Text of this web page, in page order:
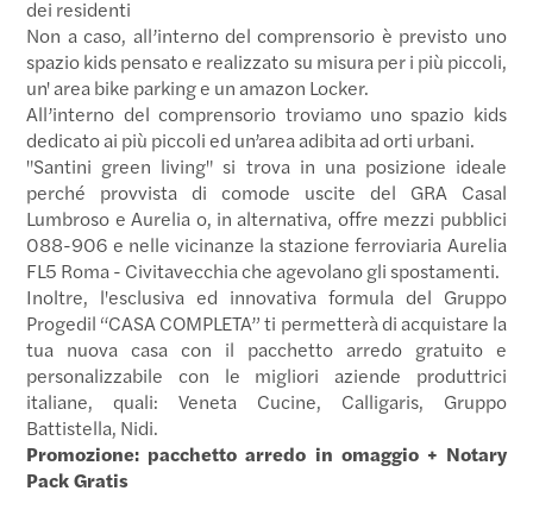
dei residenti
Non a caso, all’interno del comprensorio è previsto uno
spazio kids pensato e realizzato su misura per i più piccoli,
un' area bike parking e un amazon Locker.
All’interno del comprensorio troviamo uno spazio kids
dedicato ai più piccoli ed un’area adibita ad orti urbani.
"Santini green living" si trova in una posizione ideale
perché provvista di comode uscite del GRA Casal
Lumbroso e Aurelia o, in alternativa, offre mezzi pubblici
088-906 e nelle vicinanze la stazione ferroviaria Aurelia
FL5 Roma - Civitavecchia che agevolano gli spostamenti.
Inoltre, l'esclusiva ed innovativa formula del Gruppo
Progedil “CASA COMPLETA” ti permetterà di acquistare la
tua nuova casa con il pacchetto arredo gratuito e
personalizzabile con le migliori aziende produttrici
italiane, quali: Veneta Cucine, Calligaris, Gruppo
Battistella, Nidi.
Promozione: pacchetto arredo in omaggio + Notary
Pack Gratis